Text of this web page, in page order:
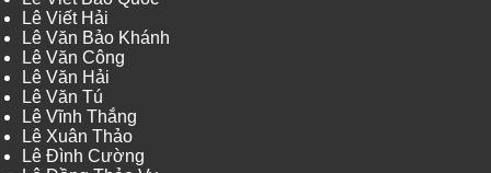
Lê Viết Hải
Lê Văn Bảo Khánh
Lê Văn Công
Lê Văn Hải
Lê Văn Tú
Lê Vĩnh Thắng
Lê Xuân Thảo
Lê Đình Cường